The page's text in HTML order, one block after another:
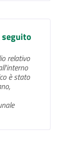
seguito
relativo
è stato